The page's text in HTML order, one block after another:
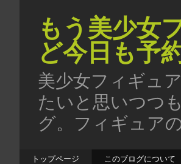
もう美少女
ど今日も予
美少女フィギュ
たいと思いつつ
グ。フィギュア
トップページ このブログについて